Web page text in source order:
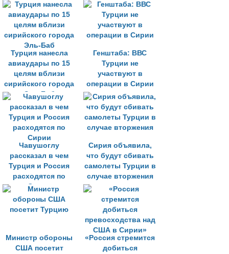
Турция нанесла
авиаудары по 15
целям вблизи
сирийского города
Эль-Баб
Генштаба: ВВС
Турции не
участвуют в
операции в Сирии
Чавушоглу
рассказал в чем
Турция и Россия
расходятся по
Сирии
Сирия объявила,
что будут сбивать
самолеты Турции в
случае вторжения
Министр обороны
США посетит
«Россия cтремится
добиться